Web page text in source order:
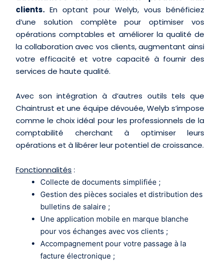
clients. En optant pour Welyb, vous bénéficiez
d’une solution complète pour optimiser vos
opérations comptables et améliorer la qualité de
la collaboration avec vos clients, augmentant ainsi
votre efficacité et votre capacité à fournir des
services de haute qualité.
Avec son intégration à d’autres outils tels que
Chaintrust et une équipe dévouée, Welyb s’impose
comme le choix idéal pour les professionnels de la
comptabilité cherchant à optimiser leurs
opérations et à libérer leur potentiel de croissance.
Fonctionnalités :
Collecte de documents simplifiée ;
Gestion des pièces sociales et distribution des
bulletins de salaire ;
Une application mobile en marque blanche
pour vos échanges avec vos clients ;
Accompagnement pour votre passage à la
facture électronique ;